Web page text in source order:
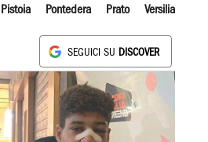
Pistoia Pontedera Prato Versilia
SEGUICI SU DISCOVER